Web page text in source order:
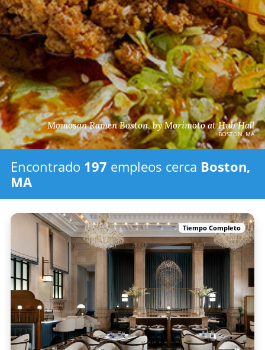
Momosan Ramen Boston, by Morimoto at Hub Hall
BOSTON, MA
Encontrado 197 empleos cerca Boston,
MA
Tiempo Completo